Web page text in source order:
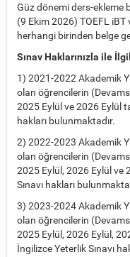
Güz dönemi ders-ekleme
(9 Ekim 2026) TOEFL iBT
herhangi birinden belge
Sınav Haklarınızla ile
1) 2021-2022 Akademik
olan öğrencilerin
2025 Eylül ve 2026 Eylül
hakları bulunmaktadır.
2) 2022-2023 Akademik
olan öğrencilerin
2025 Eylül, 2026 Eylül ve
Sınavı hakları
3) 2023-2024 Akademik
olan öğrencilerin
2025 Eylül, 2026 Eylül,
İngilizce Yeterlik Sınavı